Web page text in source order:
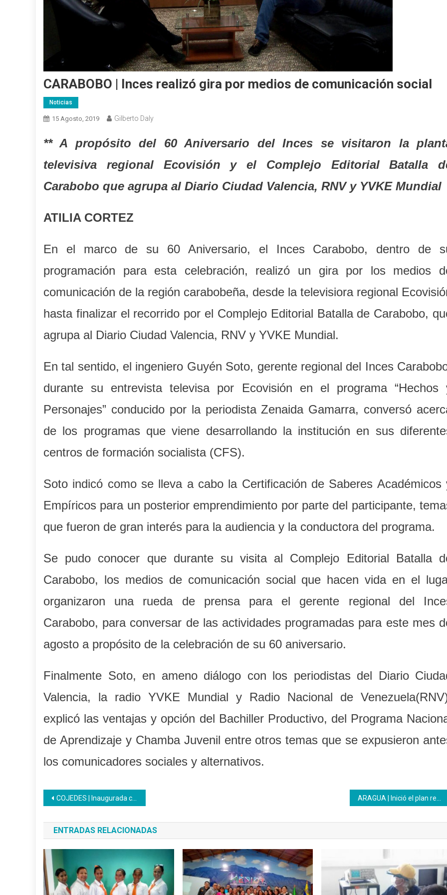
CARABOBO | Inces realizó gira por medios de comunicación social
Noticias
15 Agosto, 2019 Gilberto Daly
** A propósito del 60 Aniversario del Inces se visitaron la
televisiva regional Ecovisión y el Complejo Editorial Batalla
Carabobo que agrupa al Diario Ciudad Valencia, RNV y YVKE Mundial
ATILIA CORTEZ
En el marco de su 60 Aniversario, el Inces Carabobo, dentro de
programación para esta celebración, realizó un gira por los medios
comunicación de la región carabobeña, desde la televisiora regional
hasta finalizar el recorrido por el Complejo Editorial Batalla de Carabobo,
agrupa al Diario Ciudad Valencia, RNV y YVKE Mundial.
En tal sentido, el ingeniero Guyén Soto, gerente regional del Inces
durante su entrevista televisa por Ecovisión en el programa “Hechos
Personajes” conducido por la periodista Zenaida Gamarra, conversó
de los programas que viene desarrollando la institución en sus
centros de formación socialista (CFS).
Soto indicó como se lleva a cabo la Certificación de Saberes Académicos
Empíricos para un posterior emprendimiento por parte del participante,
que fueron de gran interés para la audiencia y la conductora del programa.
Se pudo conocer que durante su visita al Complejo Editorial Batalla
Carabobo, los medios de comunicación social que hacen vida en el
organizaron una rueda de prensa para el gerente regional del
Carabobo, para conversar de las actividades programadas para este mes
agosto a propósito de la celebración de su 60 aniversario.
Finalmente Soto, en ameno diálogo con los periodistas del Diario
Valencia, la radio YVKE Mundial y Radio Nacional de
explicó las ventajas y opción del Bachiller Productivo, del Programa
de Aprendizaje y Chamba Juvenil entre otros temas que se expusieron
los comunicadores sociales y alternativos.
Navegación
de
entradas
COJEDES | Inaugurada cantina de arte gastronómica “Acacia Roja”
ENTRADAS RELACIONADAS